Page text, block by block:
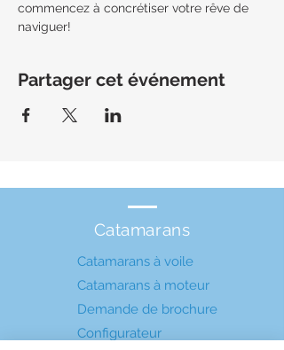
commencez à concrétiser votre rêve de
naviguer!
Partager cet événement
Catamarans
Catamarans à voile
Catamarans à moteur
Demande de brochure
Configurateur